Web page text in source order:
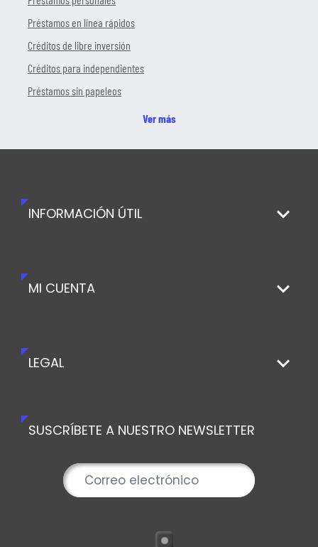
Préstamos en línea rápidos
Créditos de libre inversión
Créditos para independientes
Préstamos sin papeleos
Ver más
INFORMACIÓN ÚTIL
MI CUENTA
LEGAL
SUSCRÍBETE A NUESTRO NEWSLETTER